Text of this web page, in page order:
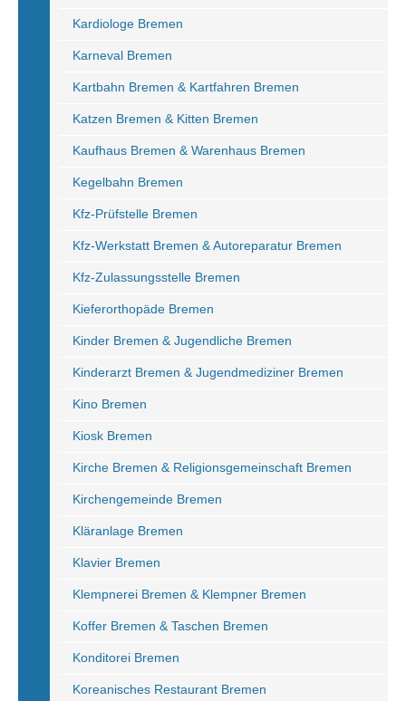
Kardiologe Bremen
Karneval Bremen
Kartbahn Bremen & Kartfahren Bremen
Katzen Bremen & Kitten Bremen
Kaufhaus Bremen & Warenhaus Bremen
Kegelbahn Bremen
Kfz-Prüfstelle Bremen
Kfz-Werkstatt Bremen & Autoreparatur Bremen
Kfz-Zulassungsstelle Bremen
Kieferorthopäde Bremen
Kinder Bremen & Jugendliche Bremen
Kinderarzt Bremen & Jugendmediziner Bremen
Kino Bremen
Kiosk Bremen
Kirche Bremen & Religionsgemeinschaft Bremen
Kirchengemeinde Bremen
Kläranlage Bremen
Klavier Bremen
Klempnerei Bremen & Klempner Bremen
Koffer Bremen & Taschen Bremen
Konditorei Bremen
Koreanisches Restaurant Bremen